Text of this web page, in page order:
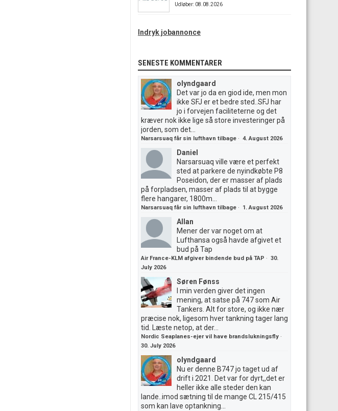
Udløber: 08.08.2026
Indryk jobannonce
SENESTE KOMMENTARER
olyndgaard
Det var jo da en giod ide, men mon
ikke SFJ er et bedre sted..SFJ har
jo i forvejen faciliteterne og det
kræver nok ikke lige så store investeringer på
jorden, som det...
Narsarsuaq får sin lufthavn tilbage · 4. August 2026
Daniel
Narsarsuaq ville være et perfekt
sted at parkere de nyindkøbte P8
Poseidon, der er masser af plads
på forpladsen, masser af plads til at bygge
flere hangarer, 1800m...
Narsarsuaq får sin lufthavn tilbage · 1. August 2026
Allan
Mener der var noget om at
Lufthansa også havde afgivet et
bud på Tap
Air France-KLM afgiver bindende bud på TAP · 30.
July 2026
Søren Fønss
I min verden giver det ingen
mening, at satse på 747 som Air
Tankers. Alt for store, og ikke nær
præcise nok, ligesom hver tankning tager lang
tid. Læste netop, at der...
Nordic Seaplanes-ejer vil have brandslukningsfly ·
30. July 2026
olyndgaard
Nu er denne B747 jo taget ud af
drift i 2021. Det var for dyrt,,det er
heller ikke alle steder den kan
lande..imod sætning til de mange CL 215/415
som kan lave optankning...